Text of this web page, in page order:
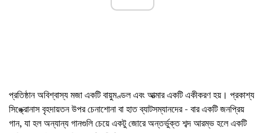
প্রতিষ্ঠান অবিশ্বাস্য মজা একটি বায়ুমণ্ডল এবং আত্মার একটি একীকরণ হয়। প্রকাশ্য
সিঙ্ক্রোনাস বৃহদায়তন উপর চেনাশোনা বা হাত ব্যাটসম্যানদের - বার একটি জনপ্রিয়
গান, যা হল অন্যান্য গানগুলি চেয়ে একটু জোরে অন্তর্ভুক্ত শব্দ আরম্ভ হলে একটি